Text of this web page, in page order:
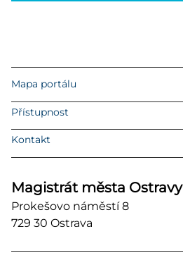
Mapa portálu
Přístupnost
Kontakt
Magistrát města Ostravy
Prokešovo náměstí 8
729 30 Ostrava